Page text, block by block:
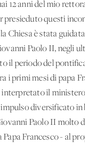
12 anni del mio
presieduto questi
Chiesa è stata
Paolo II, negli
il periodo del
i primi mesi di papa
interpretato il
diversificato in
Paolo II molto
Francesco - al